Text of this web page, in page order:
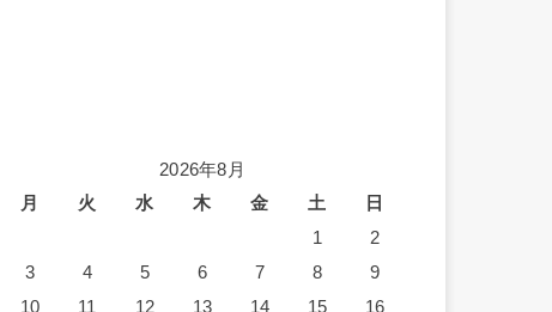
2026年8月
月
火 水 木 金 土
日
1
2
3
4 5 6 7 8
9
10
11 12 13 14 15
16